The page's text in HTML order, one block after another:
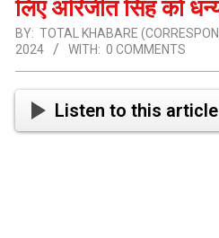
लिए अरिजीत सिंह को
BY: TOTAL KHABARE
2024
WITH: 0 COMMENTS
Listen to this article